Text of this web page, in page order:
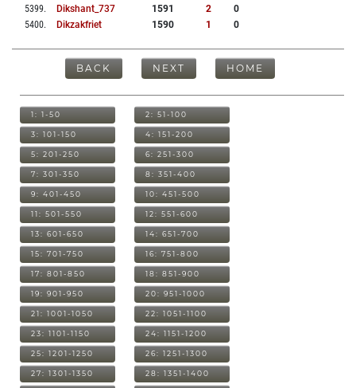
5399. Dikshant_737 1591 2
0
5400. Dikzakfriet 1590 1 0
BACK NEXT HOME
1: 1-50 2: 51-100
3: 101-150 4: 151-200
5: 201-250 6: 251-300
7: 301-350 8: 351-400
9: 401-450 10: 451-500
11: 501-550 12: 551-600
13: 601-650 14: 651-700
15: 701-750 16: 751-800
17: 801-850 18: 851-900
19: 901-950 20: 951-1000
21: 1001-1050 22: 1051-1100
23: 1101-1150 24: 1151-1200
25: 1201-1250 26: 1251-1300
27: 1301-1350 28: 1351-1400